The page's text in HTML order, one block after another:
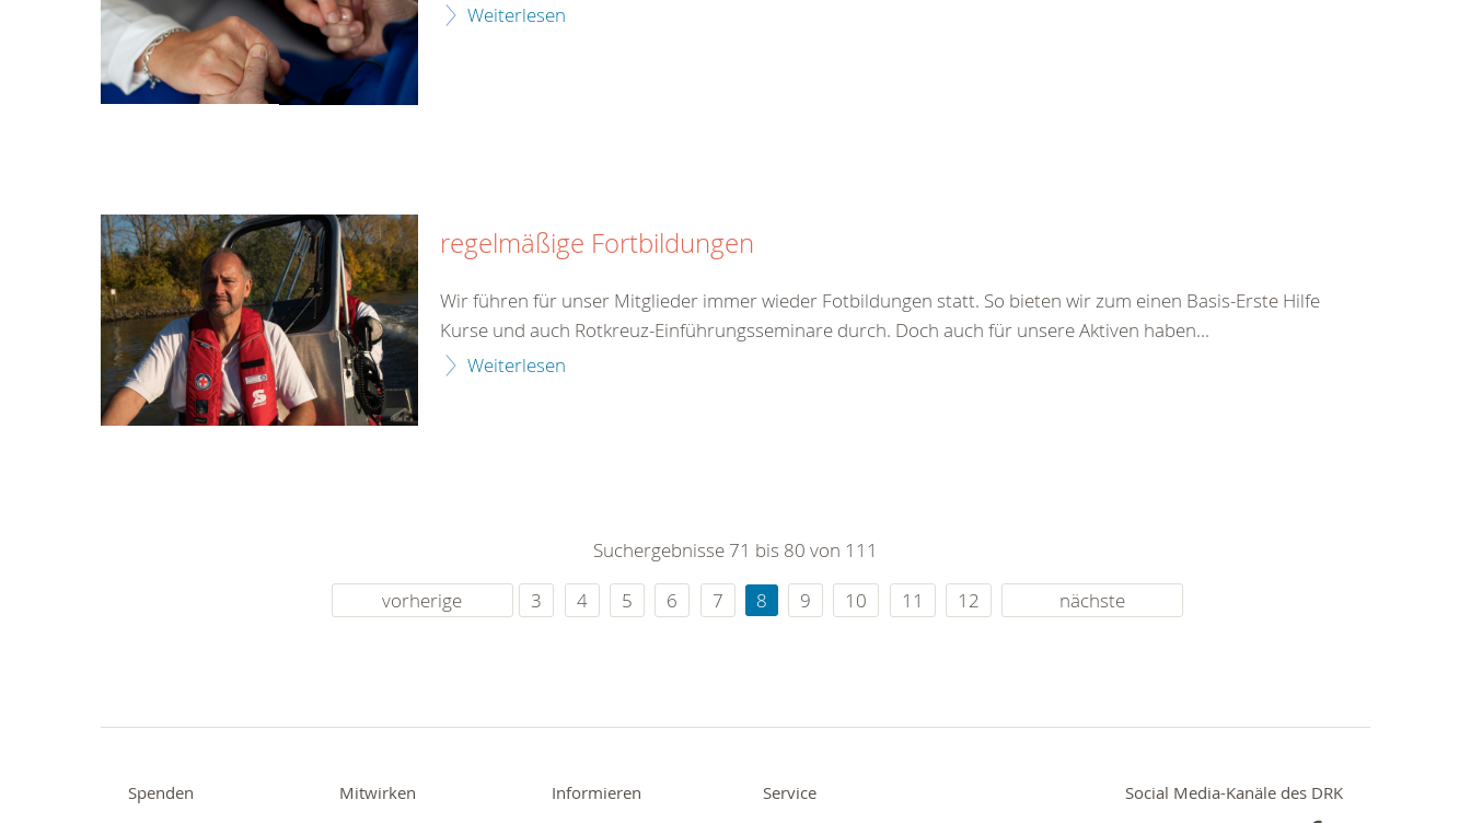
Weiterlesen
regelmäßige Fortbildungen
Wir führen für unser Mitglieder immer wieder Fotbildungen statt. So bieten wir zum einen Basis-Erste Hilfe
Kurse und auch Rotkreuz-Einführungsseminare durch. Doch auch für unsere Aktiven haben...
Weiterlesen
Suchergebnisse 71 bis 80 von 111
vorherige
3 4 5 6 7 8 9 10 11 12 nächste
Spenden
Mitwirken
Informieren
Service
Social Media-Kanäle des DRK